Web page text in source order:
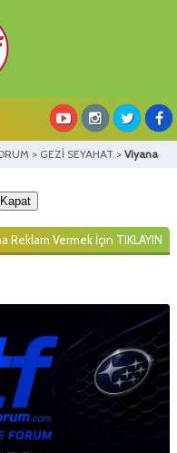
> GEZİ SEYAHAT > Viyana
Reklam Vermek İçin TIKLAYIN